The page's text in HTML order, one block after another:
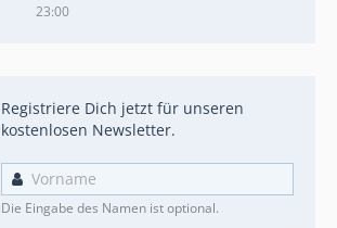
23:00
Registriere Dich jetzt für unseren
kostenlosen Newsletter.
Die Eingabe des Namen ist optional.